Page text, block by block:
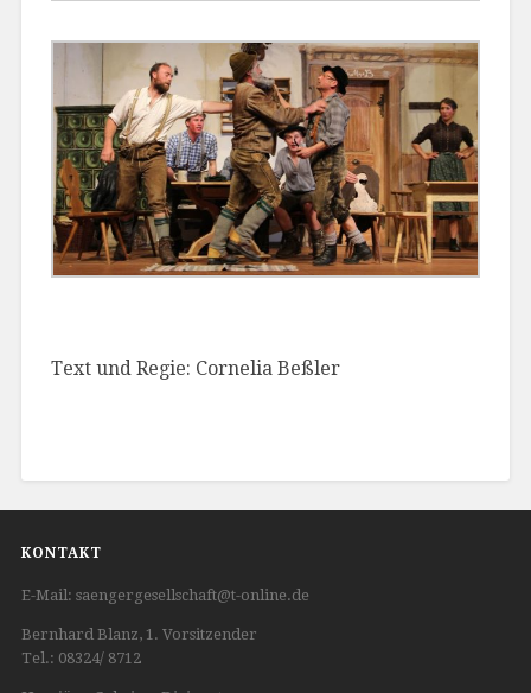
Text und Regie: Cornelia Beßler
KONTAKT
E-Mail: saengergesellschaft@t-online.de
Bernhard Blanz, 1. Vorsitzender
Tel.: 08324/ 8712